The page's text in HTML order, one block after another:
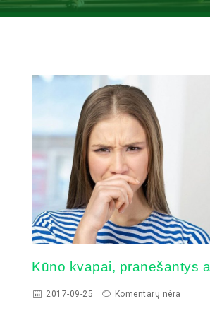
Kūno kvapai, pranešantys
2017-09-25 Komentarų nėra